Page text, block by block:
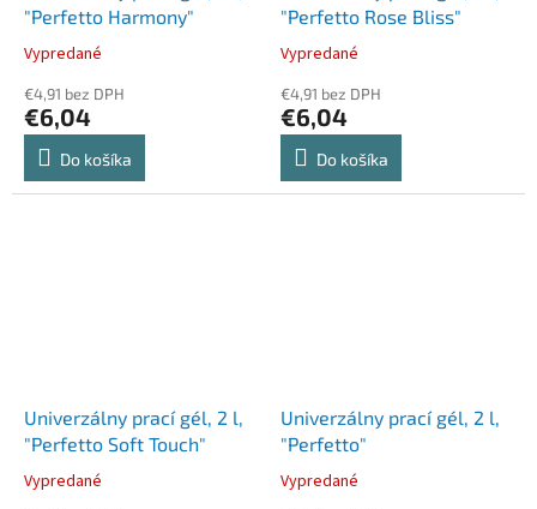
"Perfetto Harmony"
Vypredané
€4,91 bez DPH
€6,04
Do košíka
"Perfetto Rose Bliss"
Vypredané
€4,91 bez DPH
€6,04
Do košíka
Univerzálny prací gél, 2 l,
"Perfetto Soft Touch"
Vypredané
Univerzálny prací gél, 2 l,
"Perfetto"
Vypredané